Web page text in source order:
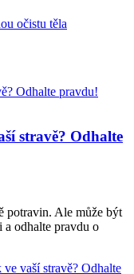
očistu těla
stravě? Odhalte
potravin. Ale může být
a odhalte pravdu o
vaší stravě? Odhalte